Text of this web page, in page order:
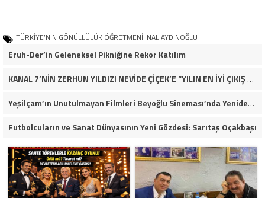
TÜRKİYE’NİN GÖNÜLLÜLÜK ÖĞRETMENİ İNAL AYDINOĞLU
Eruh-Der’in Geleneksel Pikniğine Rekor Katılım
KANAL 7’NİN ZERHUN YILDIZI NEVİDE ÇİÇEK’E “YILIN EN İYİ ÇIKIŞ YAPAN KADIN OYUNCUSU” ÖDÜLÜ!
Yeşilçam’ın Unutulmayan Filmleri Beyoğlu Sineması’nda Yeniden Hayat Buluyor
Futbolcuların ve Sanat Dünyasının Yeni Gözdesi: Sarıtaş Oçakbaşı